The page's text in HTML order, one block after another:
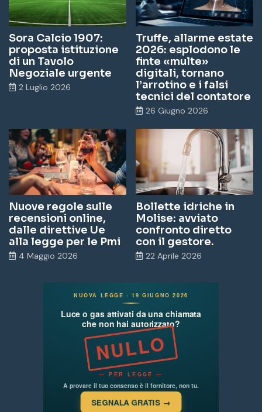
Sora Calcio 1907:
proposta istituzione
di un Tavolo
Negoziale urgente
2 Luglio 2026
Truffe, allarme estate
2026: esplodono le
finte «multe»
digitali, tornano
l’arrotino e i falsi
tecnici del contatore
26 Giugno 2026
Nuove regole sulle
recensioni online,
dalle direttive Ue
alla legge per le Pmi
4 Maggio 2026
Bollette idriche in
Molise: avviato
confronto diretto
con il gestore.
22 Aprile 2026